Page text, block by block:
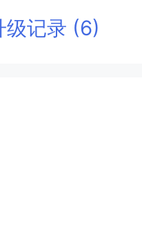
级记录 (6)